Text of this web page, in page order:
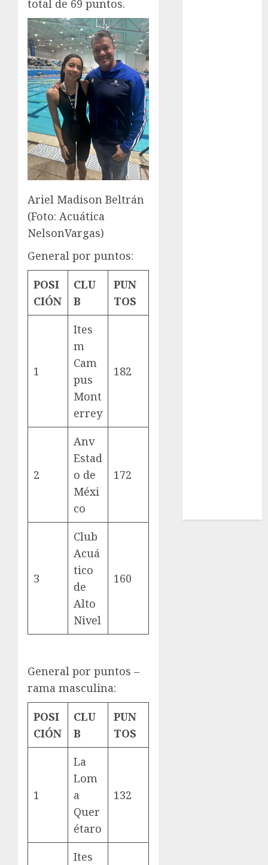
total de 69 puntos.
Ariel Madison Beltrán
(Foto: Acuática
NelsonVargas)
General por puntos:
POSI
CIÓN
CLU
B
PUN
TOS
1
Ites
m
Cam
pus
Mont
errey
182
2
Anv
Estad
o de
Méxi
co
172
3
Club
Acuá
tico
de
Alto
Nivel
160
General por puntos –
rama masculina:
POSI
CIÓN
CLU
B
PUN
TOS
1
La
Lom
a
Quer
étaro
132
Ites